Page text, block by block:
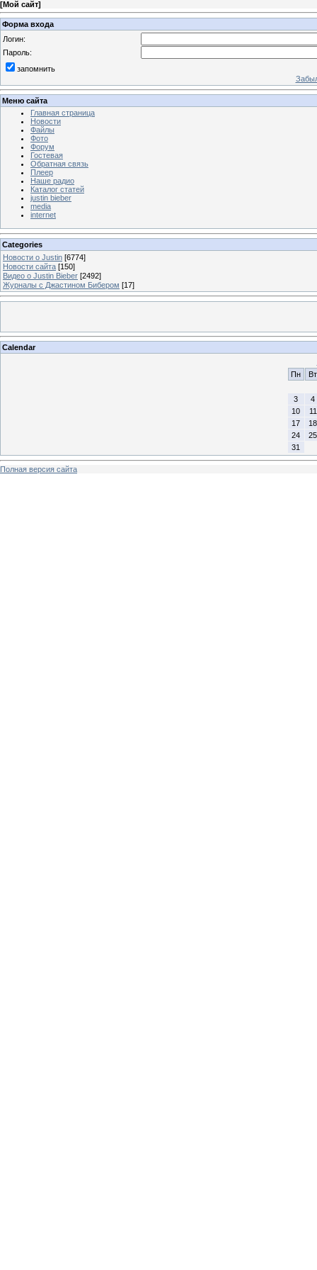
[Мой сайт]
Форма входа
Логин:
Пароль:
запомнить
Меню сайта
Главная страница
Новости
Файлы
Фото
Форум
Гостевая
Обратная связь
Плеер
Наше радио
Каталог статей
justin bieber
media
internet
Categories
Новости о Justin [6774]
Новости сайта [150]
Видео о Justin Bieber [2492]
Журналы с Джастином Бибером [17]
Calendar
Пн
Вт
3
4
10
11
17
18
24
25
31
Полная версия сайта